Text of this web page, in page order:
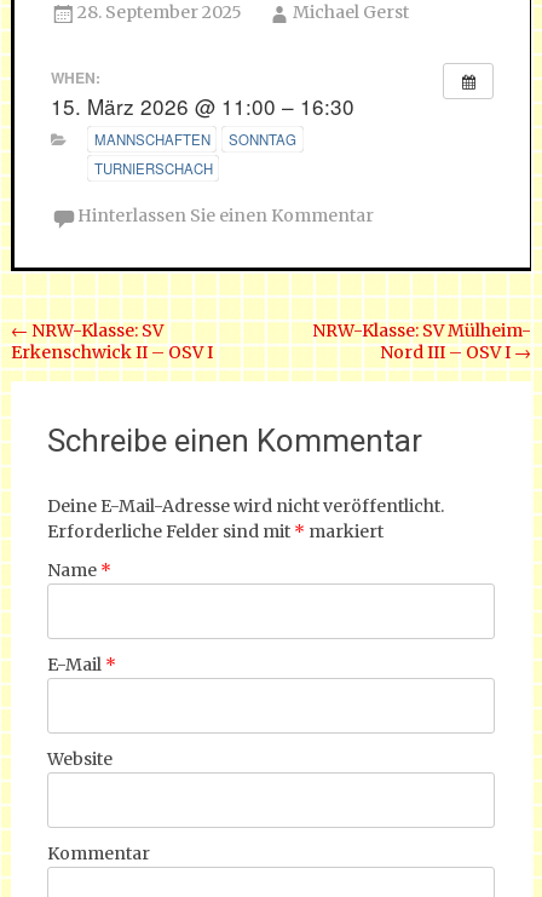
28. September 2025 Michael Gerst
WHEN:
15. März 2026 @ 11:00 – 16:30
MANNSCHAFTEN
SONNTAG
TURNIERSCHACH
Hinterlassen Sie einen Kommentar
Beitrags Navigation
← NRW-Klasse: SV
Erkenschwick II – OSV I
NRW-Klasse: SV Mülheim-
Nord III – OSV I→
Schreibe einen Kommentar
Deine E-Mail-Adresse wird nicht veröffentlicht.
Erforderliche Felder sind mit * markiert
Name *
E-Mail *
Website
Kommentar